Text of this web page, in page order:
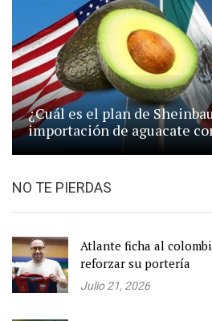
¿Cuál es el plan de
importación de aguacate
NO TE PIERDAS
Atlante ficha al
reforzar su portería
Julio 21, 2026